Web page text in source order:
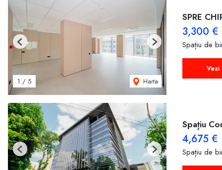
1 / 5 Harta
Previous Next
SPRE
3,300 €
Spațiu de
Vezi
Previous Next
Spațiu
4,675 €
Spațiu de